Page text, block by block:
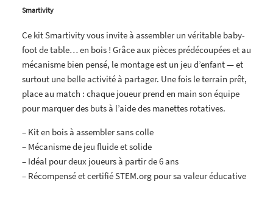
Smartivity
Ce kit Smartivity vous invite à assembler un véritable baby-
foot de table… en bois ! Grâce aux pièces prédécoupées et au
mécanisme bien pensé, le montage est un jeu d’enfant — et
surtout une belle activité à partager. Une fois le terrain prêt,
place au match : chaque joueur prend en main son équipe
pour marquer des buts à l’aide des manettes rotatives.
– Kit en bois à assembler sans colle
– Mécanisme de jeu fluide et solide
– Idéal pour deux joueurs à partir de 6 ans
– Récompensé et certifié STEM.org pour sa valeur éducative